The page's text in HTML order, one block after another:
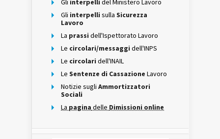
Gli interpelli del Ministero Lavoro
Gli interpelli sulla Sicurezza
Lavoro
La prassi dell'Ispettorato Lavoro
Le circolari/messaggi dell'INPS
Le circolari dell'INAIL
Le Sentenze di Cassazione Lavoro
Notizie sugli Ammortizzatori
Sociali
La pagina delle Dimissioni online